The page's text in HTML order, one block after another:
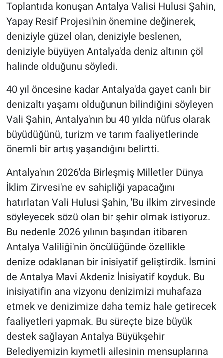
Toplantıda konuşan Antalya Valisi Hulusi Şahin,
Yapay Resif Projesi'nin önemine değinerek,
deniziyle güzel olan, deniziyle beslenen,
deniziyle büyüyen Antalya'da deniz altının çöl
halinde olduğunu söyledi.
40 yıl öncesine kadar Antalya'da gayet canlı bir
denizaltı yaşamı olduğunun bilindiğini söyleyen
Vali Şahin, Antalya'nın bu 40 yılda nüfus olarak
büyüdüğünü, turizm ve tarım faaliyetlerinde
önemli bir artış yaşandığını belirtti.
Antalya'nın 2026'da Birleşmiş Milletler Dünya
İklim Zirvesi'ne ev sahipliği yapacağını
hatırlatan Vali Hulusi Şahin, 'Bu ilkim zirvesinde
söyleyecek sözü olan bir şehir olmak istiyoruz.
Bu nedenle 2026 yılının başından itibaren
Antalya Valiliği'nin öncülüğünde özellikle
denize odaklanan bir inisiyatif geliştirdik. İsmini
de Antalya Mavi Akdeniz İnisiyatif koyduk. Bu
inisiyatifin ana vizyonu denizimizi muhafaza
etmek ve denizimize daha temiz hale getirecek
faaliyetleri yapmak. Bu süreçte bize büyük
destek sağlayan Antalya Büyükşehir
Belediyemizin kıymetli ailesinin mensuplarına